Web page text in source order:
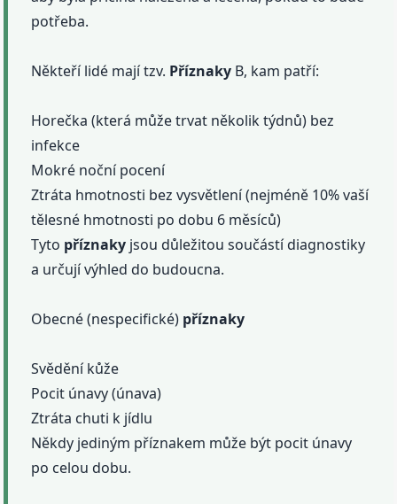
potřeba.
Někteří lidé mají tzv. Příznaky B, kam patří:
Horečka (která může trvat několik týdnů) bez
infekce
Mokré noční pocení
Ztráta hmotnosti bez vysvětlení (nejméně 10% vaší
tělesné hmotnosti po dobu 6 měsíců)
Tyto příznaky jsou důležitou součástí diagnostiky
a určují výhled do budoucna.
Obecné (nespecifické) příznaky
Svědění kůže
Pocit únavy (únava)
Ztráta chuti k jídlu
Někdy jediným příznakem může být pocit únavy
po celou dobu.